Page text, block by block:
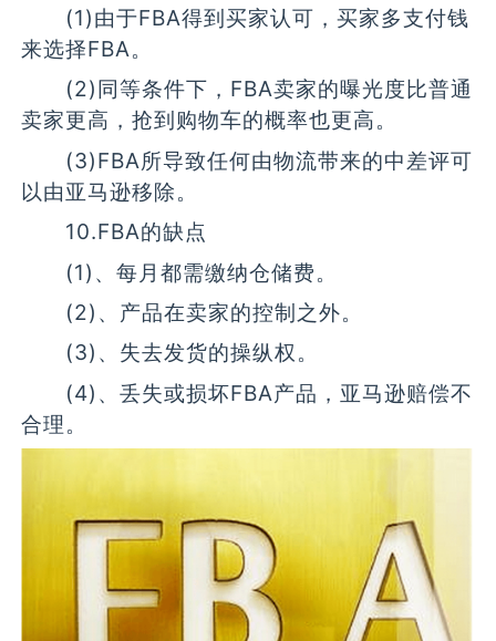
(1)由于FBA得到买家认可，买家多支付钱
来选择FBA。
(2)同等条件下，FBA卖家的曝光度比普通
卖家更高，抢到购物车的概率也更高。
(3)FBA所导致任何由物流带来的中差评可
以由亚马逊移除。
10.FBA的缺点
(1)、每月都需缴纳仓储费。
(2)、产品在卖家的控制之外。
(3)、失去发货的操纵权。
(4)、丢失或损坏FBA产品，亚马逊赔偿不
合理。